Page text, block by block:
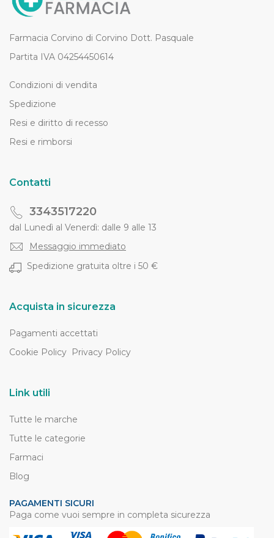
Farmacia Corvino di Corvino Dott. Pasquale
Partita IVA 04254450614
Condizioni di vendita
Spedizione
Resi e diritto di recesso
Resi e rimborsi
Contatti
3343517220
dal Lunedì al Venerdì: dalle 9 alle 13
Messaggio immediato
Spedizione gratuita oltre i 50 €
Acquista in sicurezza
Pagamenti accettati
Cookie Policy Privacy Policy
Link utili
Tutte le marche
Tutte le categorie
Farmaci
Blog
PAGAMENTI SICURI
Paga come vuoi sempre in completa sicurezza